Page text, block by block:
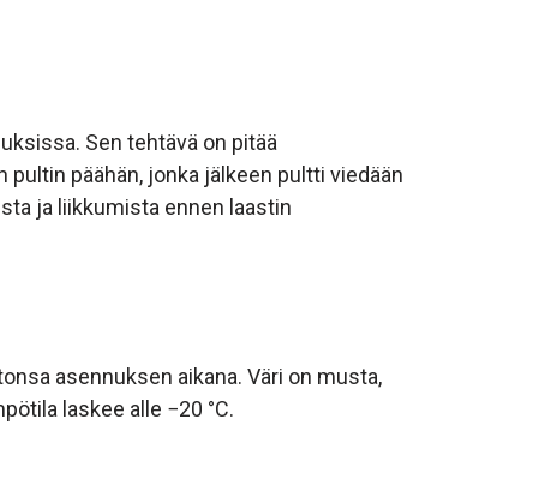
Sen tehtävä on pitää
päähän, jonka jälkeen pultti viedään
ja liikkumista ennen laastin
asennuksen aikana. Väri on musta,
laskee alle −20 °C.